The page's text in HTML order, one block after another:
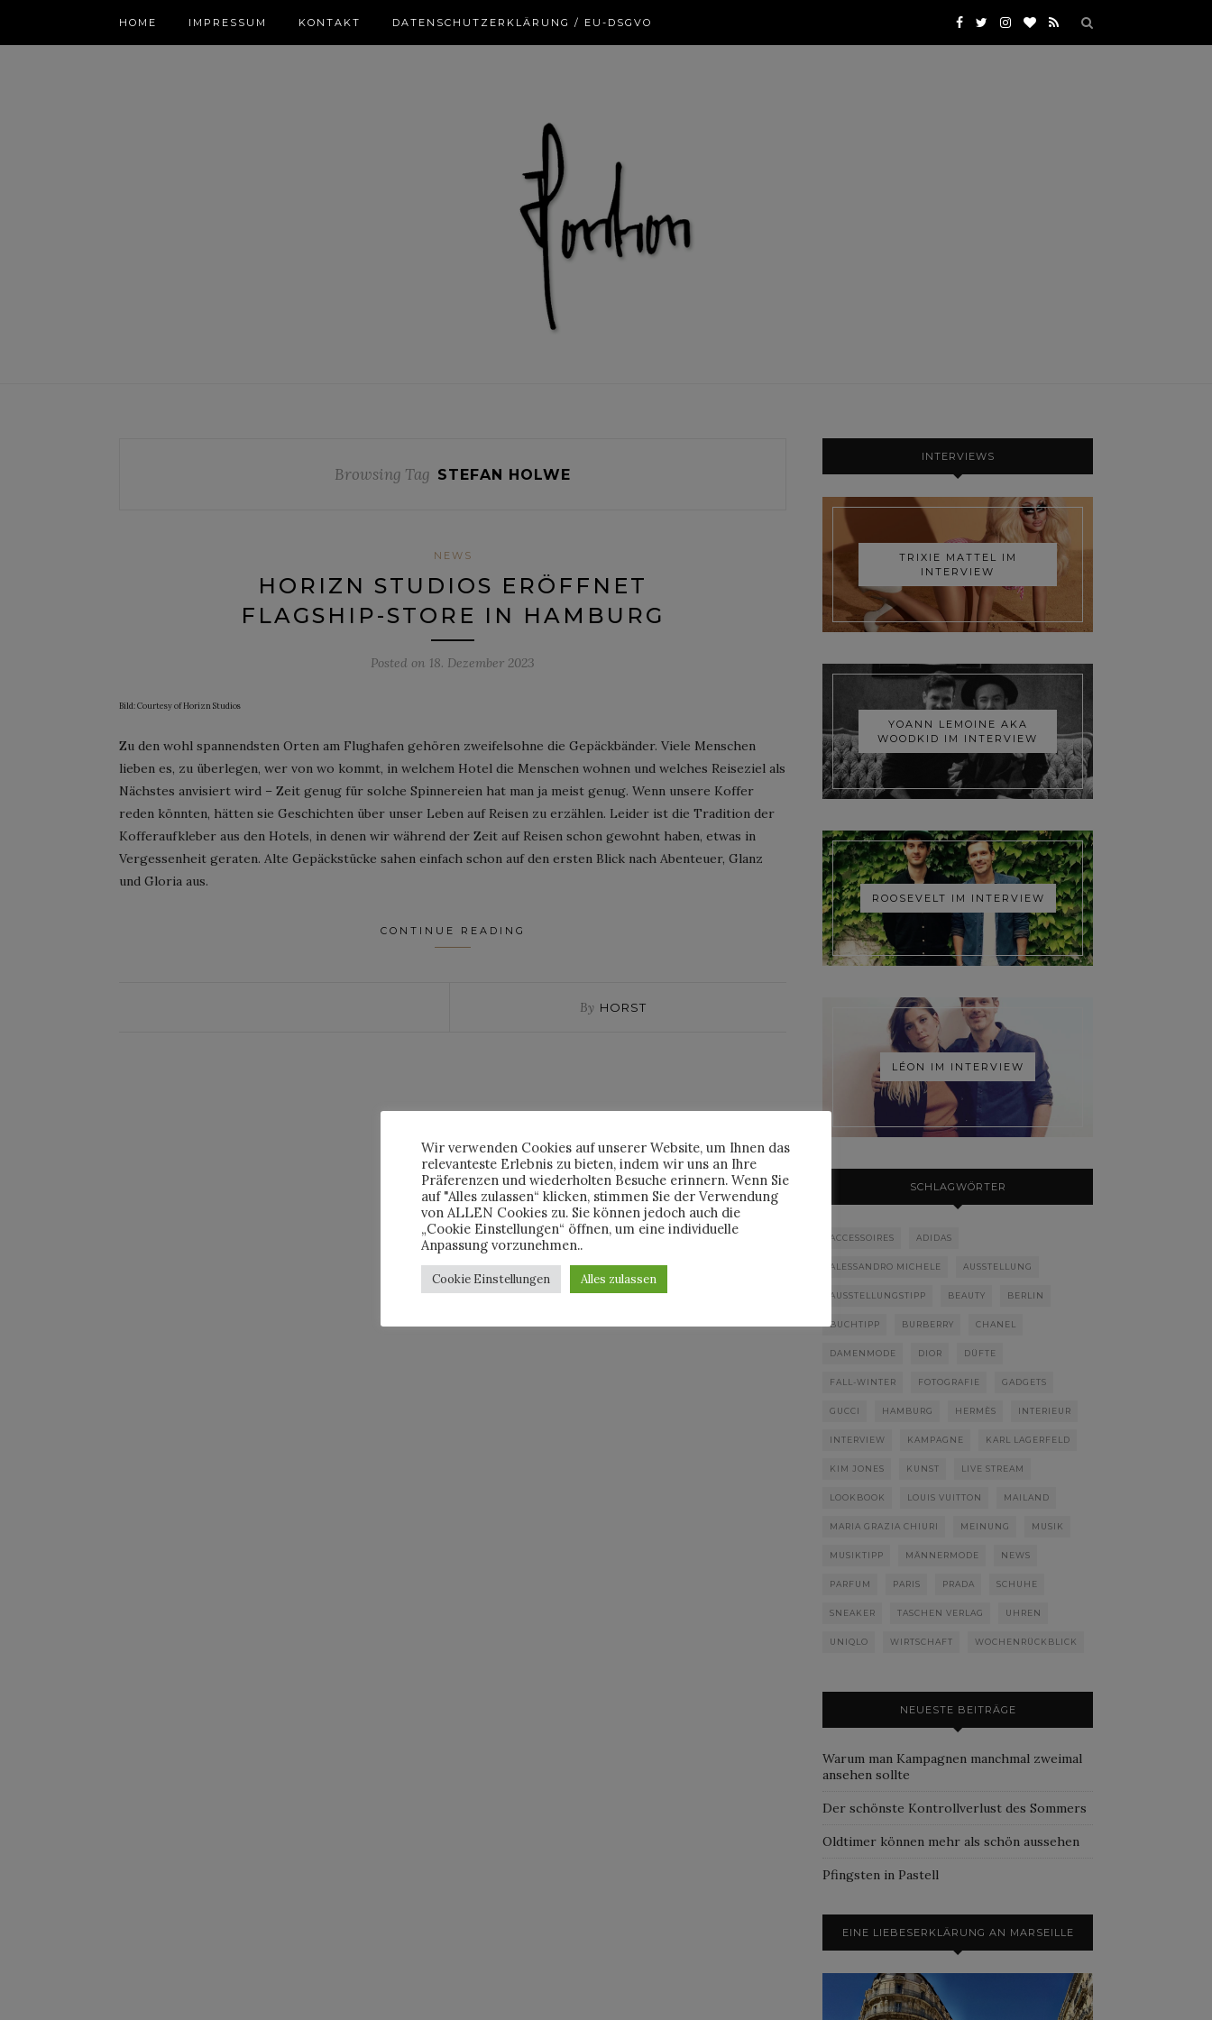
HOME IMPRESSUM KONTAKT DATENSCHUTZERKLÄRUNG / EU-DSGVO
Browsing Tag STEFAN HOLWE
NEWS
HORIZN STUDIOS ERÖFFNET
FLAGSHIP-STORE IN HAMBURG
Posted on 18. Dezember 2023
Bild: Courtesy of Horizn Studios
Zu den wohl spannendsten Orten am Flughafen gehören zweifelsohne die Gepäckbänder. Viele Menschen
lieben es, zu überlegen, wer von wo kommt, in welchem Hotel die Menschen wohnen und welches Reiseziel als
Nächstes anvisiert wird – Zeit genug für solche Spinnereien hat man ja meist genug. Wenn unsere Koffer
reden könnten, hätten sie Geschichten über unser Leben auf Reisen zu erzählen. Leider ist die Tradition der
Kofferaufkleber aus den Hotels, in denen wir während der Zeit auf Reisen schon gewohnt haben, etwas in
Vergessenheit geraten. Alte Gepäckstücke sahen einfach schon auf den ersten Blick nach Abenteuer, Glanz
und Gloria aus.
CONTINUE READING
By HORST
INTERVIEWS
TRIXIE MATTEL IM
INTERVIEW
YOANN LEMOINE AKA
WOODKID IM INTERVIEW
ROOSEVELT IM INTERVIEW
LÉON IM INTERVIEW
SCHLAGWÖRTER
ACCESSOIRES ADIDAS
ALESSANDRO MICHELE AUSSTELLUNG
AUSSTELLUNGSTIPP BEAUTY BERLIN
BUCHTIPP BURBERRY CHANEL
DAMENMODE DIOR DÜFTE
FALL-WINTER FOTOGRAFIE GADGETS
GUCCI HAMBURG HERMÈS INTERIEUR
INTERVIEW KAMPAGNE KARL LAGERFELD
KIM JONES KUNST LIVE STREAM
LOOKBOOK LOUIS VUITTON MAILAND
MARIA GRAZIA CHIURI MEINUNG MUSIK
MUSIKTIPP MÄNNERMODE NEWS
PARFUM PARIS PRADA SCHUHE
SNEAKER TASCHEN VERLAG UHREN
UNIQLO WIRTSCHAFT WOCHENRÜCKBLICK
NEUESTE BEITRÄGE
Warum man Kampagnen manchmal zweimal
ansehen sollte
Der schönste Kontrollverlust des Sommers
Oldtimer können mehr als schön aussehen
Pfingsten in Pastell
EINE LIEBESERKLÄRUNG AN MARSEILLE
Wir verwenden Cookies auf unserer Website, um Ihnen das
relevanteste Erlebnis zu bieten, indem wir uns an Ihre
Präferenzen und wiederholten Besuche erinnern. Wenn Sie
auf "Alles zulassen“ klicken, stimmen Sie der Verwendung
von ALLEN Cookies zu. Sie können jedoch auch die
„Cookie Einstellungen“ öffnen, um eine individuelle
Anpassung vorzunehmen..
Cookie Einstellungen Alles zulassen